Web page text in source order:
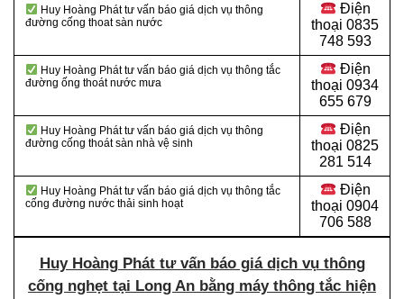
Huy Hoàng Phát tư vấn báo giá dịch vụ thông
đường cống thoat sàn nước
Điện
thoại 0835
748 593
Huy Hoàng Phát tư vấn báo giá dịch vụ thông tắc
đường ống thoát nước mưa
Điện
thoại 0934
655 679
Huy Hoàng Phát tư vấn báo giá dịch vụ thông
đường cống thoát sàn nhà vệ sinh
Điện
thoại 0825
281 514
Huy Hoàng Phát tư vấn báo giá dịch vụ thông tắc
cống đường nước thải sinh hoạt
Điện
thoại 0904
706 588
Huy Hoàng Phát tư vấn báo giá dịch vụ thông
cống nghẹt tại Long An bằng máy thông tắc hiện